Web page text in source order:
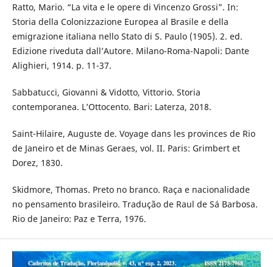
Ratto, Mario. “La vita e le opere di Vincenzo Grossi”. In:
Storia della Colonizzazione Europea al Brasile e della
emigrazione italiana nello Stato di S. Paulo (1905). 2. ed.
Edizione riveduta dall’Autore. Milano-Roma-Napoli: Dante
Alighieri, 1914. p. 11-37.
Sabbatucci, Giovanni & Vidotto, Vittorio. Storia
contemporanea. L’Ottocento. Bari: Laterza, 2018.
Saint-Hilaire, Auguste de. Voyage dans les provinces de Rio
de Janeiro et de Minas Geraes, vol. II. Paris: Grimbert et
Dorez, 1830.
Skidmore, Thomas. Preto no branco. Raça e nacionalidade
no pensamento brasileiro. Tradução de Raul de Sá Barbosa.
Rio de Janeiro: Paz e Terra, 1976.